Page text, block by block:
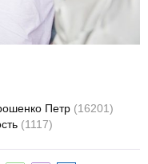
Петр (16201)
(1117)